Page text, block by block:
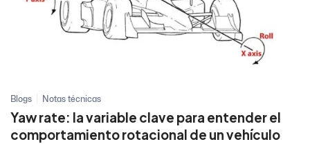
Blogs Notas técnicas
Yaw rate: la variable clave para entender el
comportamiento rotacional de un vehículo